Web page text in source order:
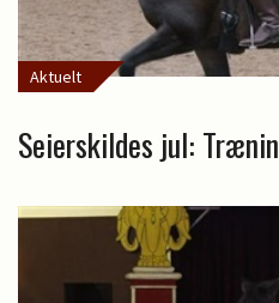
Aktuelt
Seierskildes jul: